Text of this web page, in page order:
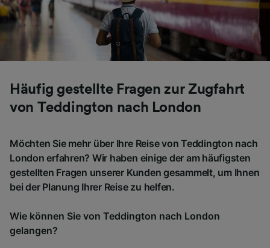
Häufig gestellte Fragen zur Zugfahrt
von Teddington nach London
Möchten Sie mehr über Ihre Reise von Teddington nach
London erfahren? Wir haben einige der am häufigsten
gestellten Fragen unserer Kunden gesammelt, um Ihnen
bei der Planung Ihrer Reise zu helfen.
Wie können Sie von Teddington nach London
gelangen?